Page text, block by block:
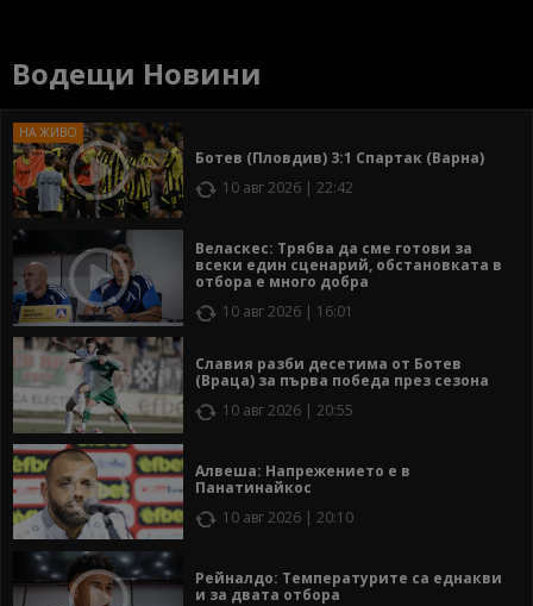
Водещи Новини
Ботев (Пловдив) 3:1 Спартак (Варна)
10 авг 2026 | 22:42
Веласкес: Трябва да сме готови за
всеки един сценарий, обстановката в
отбора е много добра
10 авг 2026 | 16:01
Славия разби десетима от Ботев
(Враца) за първа победа през сезона
10 авг 2026 | 20:55
Алвеша: Напрежението е в
Панатинайкос
10 авг 2026 | 20:10
Рейналдо: Температурите са еднакви
и за двата отбора